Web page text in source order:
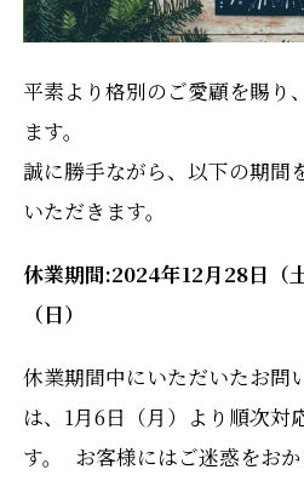
平素より格別のご愛顧を賜り
ます。
誠に勝手ながら、以下の期間
いただきます。
休業期間:2024年12月28日（
（日）
休業期間中にいただいたお問
は、1月6日（月）より順次対
す。 お客様にはご迷惑をお